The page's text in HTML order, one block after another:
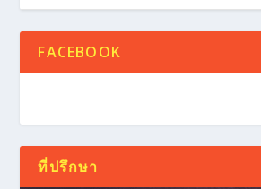
FACEBOOK
ที่ปรึกษา